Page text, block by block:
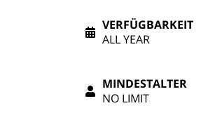
VERFÜGBARKEIT
ALL YEAR
MINDESTALTER
NO LIMIT